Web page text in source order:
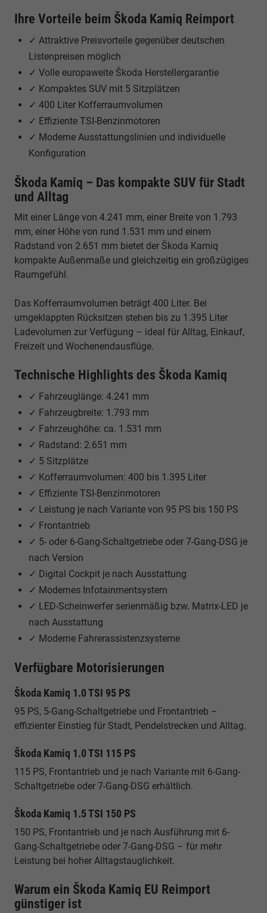
Ihre Vorteile beim Škoda Kamiq Reimport
✓ Attraktive Preisvorteile gegenüber deutschen
Listenpreisen möglich
✓ Volle europaweite Škoda Herstellergarantie
✓ Kompaktes SUV mit 5 Sitzplätzen
✓ 400 Liter Kofferraumvolumen
✓ Effiziente TSI-Benzinmotoren
✓ Moderne Ausstattungslinien und individuelle
Konfiguration
Škoda Kamiq – Das kompakte SUV für Stadt
und Alltag
Mit einer Länge von 4.241 mm, einer Breite von 1.793
mm, einer Höhe von rund 1.531 mm und einem
Radstand von 2.651 mm bietet der Škoda Kamiq
kompakte Außenmaße und gleichzeitig ein großzügiges
Raumgefühl.
Das Kofferraumvolumen beträgt 400 Liter. Bei
umgeklappten Rücksitzen stehen bis zu 1.395 Liter
Ladevolumen zur Verfügung – ideal für Alltag, Einkauf,
Freizeit und Wochenendausflüge.
Technische Highlights des Škoda Kamiq
✓ Fahrzeuglänge: 4.241 mm
✓ Fahrzeugbreite: 1.793 mm
✓ Fahrzeughöhe: ca. 1.531 mm
✓ Radstand: 2.651 mm
✓ 5 Sitzplätze
✓ Kofferraumvolumen: 400 bis 1.395 Liter
✓ Effiziente TSI-Benzinmotoren
✓ Leistung je nach Variante von 95 PS bis 150 PS
✓ Frontantrieb
✓ 5- oder 6-Gang-Schaltgetriebe oder 7-Gang-DSG je
nach Version
✓ Digital Cockpit je nach Ausstattung
✓ Modernes Infotainmentsystem
✓ LED-Scheinwerfer serienmäßig bzw. Matrix-LED je
nach Ausstattung
✓ Moderne Fahrerassistenzsysteme
Verfügbare Motorisierungen
Škoda Kamiq 1.0 TSI 95 PS
95 PS, 5-Gang-Schaltgetriebe und Frontantrieb –
effizienter Einstieg für Stadt, Pendelstrecken und Alltag.
Škoda Kamiq 1.0 TSI 115 PS
115 PS, Frontantrieb und je nach Variante mit 6-Gang-
Schaltgetriebe oder 7-Gang-DSG erhältlich.
Škoda Kamiq 1.5 TSI 150 PS
150 PS, Frontantrieb und je nach Ausführung mit 6-
Gang-Schaltgetriebe oder 7-Gang-DSG – für mehr
Leistung bei hoher Alltagstauglichkeit.
Warum ein Škoda Kamiq EU Reimport
günstiger ist